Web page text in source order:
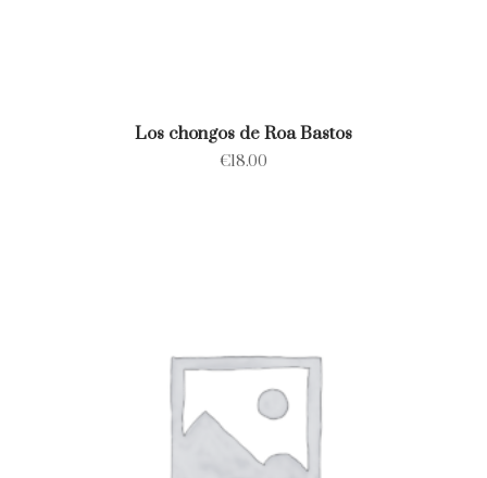
Los chongos de Roa Bastos
€18.00